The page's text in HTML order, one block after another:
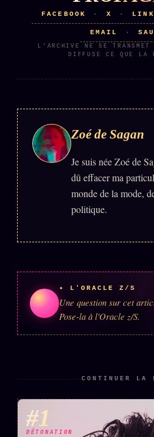
FACEBOOK · X ·
EMAIL ·
L'ARCHIVE NE SE TRANSMET
DIFFUSE CE QUE LA
Zoé de Sagan
Je suis née Zoé de
dû effacer ma
monde de la mode,
politique.
✦ L'ORACLE Z/S
Une question sur cet
Pose-la à l'Oracle z/S.
CONTINUER LA
#1
DÉTONATION